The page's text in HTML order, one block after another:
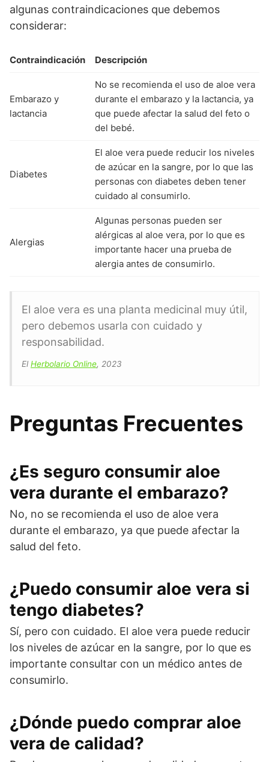
algunas contraindicaciones que debemos
considerar:
Contraindicación Descripción
Embarazo y
lactancia
No se recomienda el uso de aloe vera
durante el embarazo y la lactancia, ya
que puede afectar la salud del feto o
del bebé.
Diabetes
El aloe vera puede reducir los niveles
de azúcar en la sangre, por lo que las
personas con diabetes deben tener
cuidado al consumirlo.
Alergias
Algunas personas pueden ser
alérgicas al aloe vera, por lo que es
importante hacer una prueba de
alergia antes de consumirlo.
El aloe vera es una planta medicinal muy útil,
pero debemos usarla con cuidado y
responsabilidad.
El Herbolario Online, 2023
Preguntas Frecuentes
¿Es seguro consumir aloe
vera durante el embarazo?
No, no se recomienda el uso de aloe vera
durante el embarazo, ya que puede afectar la
salud del feto.
¿Puedo consumir aloe vera si
tengo diabetes?
Sí, pero con cuidado. El aloe vera puede reducir
los niveles de azúcar en la sangre, por lo que es
importante consultar con un médico antes de
consumirlo.
¿Dónde puedo comprar aloe
vera de calidad?